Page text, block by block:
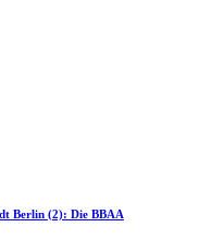
Berlin (2): Die BBAA